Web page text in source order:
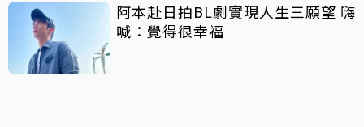
阿本赴日拍BL劇實現人生三願望 嗨
喊：覺得很幸福